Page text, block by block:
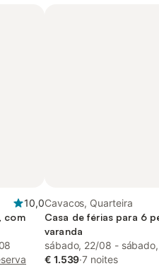
10,0
com
Cavacos, Quarteira
Casa de férias para 6
varanda
sábado, 22/08 -
€ 1.539·7 noites